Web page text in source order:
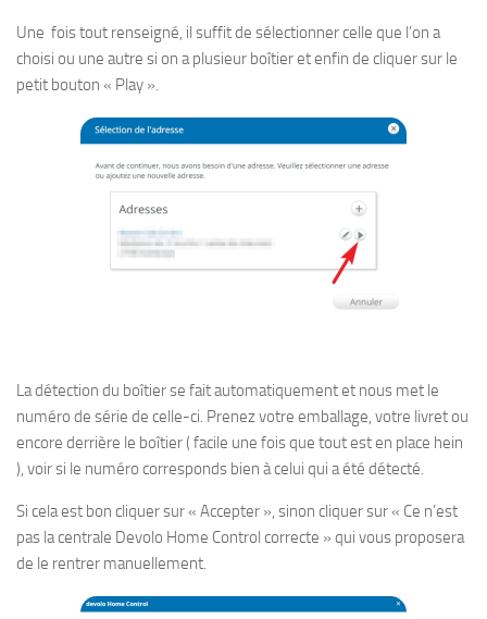
Une fois tout renseigné, il suffit de sélectionner celle que l’on a
choisi ou une autre si on a plusieur boîtier et enfin de cliquer sur le
petit bouton « Play ».
La détection du boîtier se fait automatiquement et nous met le
numéro de série de celle-ci. Prenez votre emballage, votre livret ou
encore derrière le boîtier ( facile une fois que tout est en place hein
), voir si le numéro corresponds bien à celui qui a été détecté.
Si cela est bon cliquer sur « Accepter », sinon cliquer sur « Ce n’est
pas la centrale Devolo Home Control correcte » qui vous proposera
de le rentrer manuellement.